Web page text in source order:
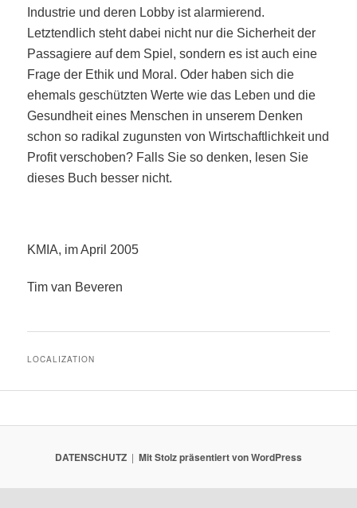
Industrie und deren Lobby ist alarmierend.
Letztendlich steht dabei nicht nur die Sicherheit der
Passagiere auf dem Spiel, sondern es ist auch eine
Frage der Ethik und Moral. Oder haben sich die
ehemals geschützten Werte wie das Leben und die
Gesundheit eines Menschen in unserem Denken
schon so radikal zugunsten von Wirtschaftlichkeit und
Profit verschoben? Falls Sie so denken, lesen Sie
dieses Buch besser nicht.
KMIA, im April 2005
Tim van Beveren
LOCALIZATION
DATENSCHUTZ Mit Stolz präsentiert von WordPress